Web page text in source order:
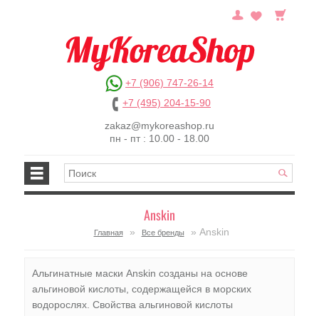
+7 (906) 747-26-14
+7 (495) 204-15-90
zakaz@mykoreashop.ru
пн - пт : 10.00 - 18.00
Anskin
Главная » Все бренды » Anskin
Альгинатные маски Anskin созданы на основе
альгиновой кислоты, содержащейся в морских
водорослях. Свойства альгиновой кислоты